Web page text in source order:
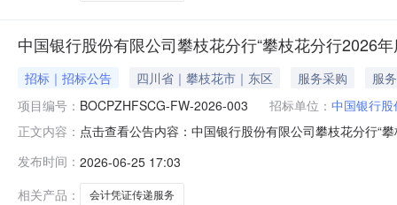
中国银行股份有限公司攀枝花分行“攀枝花分行2026
招标｜招标公告 四川省｜攀枝花市｜东区 服务采购
服务
项目编号： BOCPZHFSCG-FW-2026-003 招标单位： 中国银行
正文内容： 点击查看公告内容：中国银行股份有限公司攀枝花分行“
发布时间： 2026-06-25 17:03
相关产品：
会计凭证传递服务